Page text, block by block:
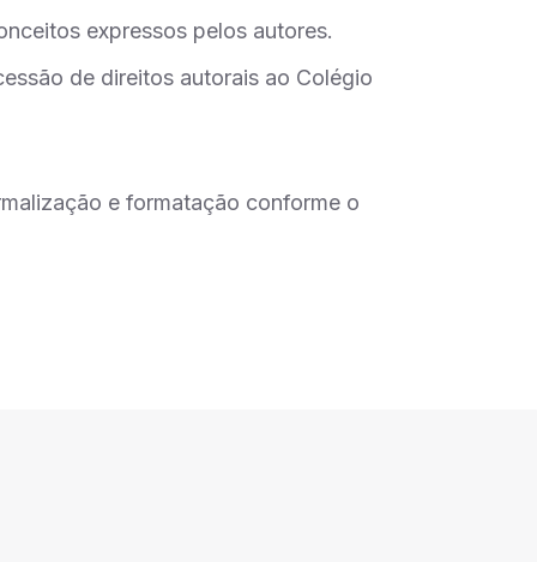
expressos pelos autores.
de direitos autorais ao Colégio
e formatação conforme o